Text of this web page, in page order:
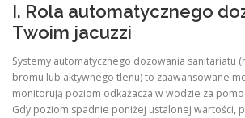
I. Rola automatycznego
Twoim jacuzzi
Systemy automatycznego dozowania sanitariatu
bromu lub aktywnego tlenu) to zaawansowane
monitorują poziom odkażacza w wodzie za
Gdy poziom spadnie poniżej ustalonej wartości,